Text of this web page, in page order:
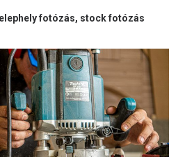
fotózás, stock fotózás